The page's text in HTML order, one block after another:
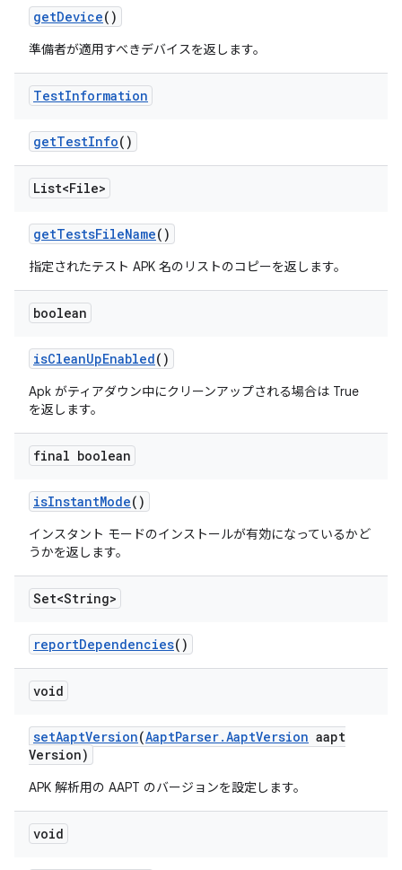
getDevice()
準備者が適用すべきデバイスを返します。
TestInformation
getTestInfo()
List<File>
getTestsFileName()
指定されたテスト APK 名のリストのコピーを返します。
boolean
isCleanUpEnabled()
Apk がティアダウン中にクリーンアップされる場合は True
を返します。
final boolean
isInstantMode()
インスタント モードのインストールが有効になっているかど
うかを返します。
Set<String>
reportDependencies()
void
setAaptVersion(AaptParser.AaptVersion aapt
Version)
APK 解析用の AAPT のバージョンを設定します。
void